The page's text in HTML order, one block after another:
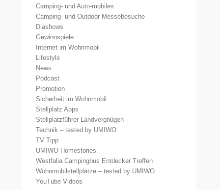
Camping- und Auto-mobiles
Camping- und Outdoor Messebesuche
Diashows
Gewinnspiele
Internet im Wohnmobil
Lifestyle
News
Podcast
Promotion
Sicherheit im Wohnmobil
Stellplatz Apps
Stellplatzführer Landvergnügen
Technik – tested by UMIWO
TV Tipp
UMIWO Homestories
Westfalia Campingbus Entdecker Treffen
Wohnmobilstellplätze – tested by UMIWO
YouTube Videos